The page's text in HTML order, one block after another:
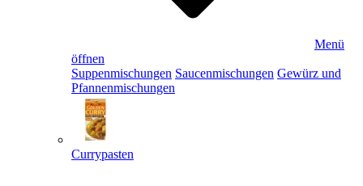
Menü
öffnen
Suppenmischungen Saucenmischungen Gewürz und
Pfannenmischungen
Currypasten